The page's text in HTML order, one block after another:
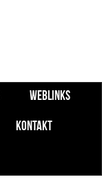
WEBLINKS
KONTAKT